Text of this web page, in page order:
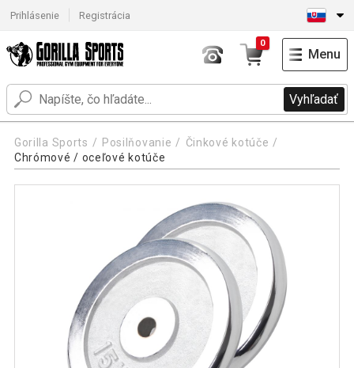
Prihlásenie Registrácia
Vyhľadať
0
Menu
Gorilla Sports Posilňovanie
Činkové kotúče
Chrómové / oceľové kotúče